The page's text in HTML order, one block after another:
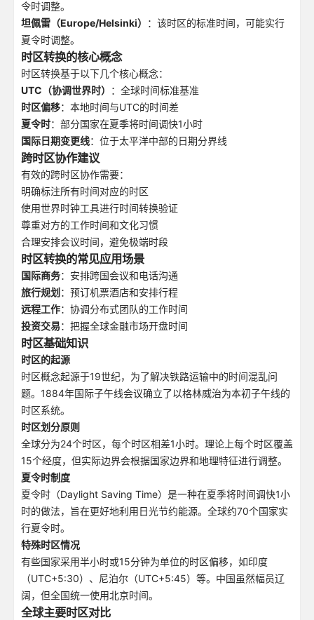
令时调整。
坦佩雷（Europe/Helsinki）
：该时区的标准时间，可能实行
夏令时调整。
时区转换的核心概念
时区转换基于以下几个核心概念：
UTC（协调世界时）
：全球时间标准基准
时区偏移：本地时间与UTC的时间差
夏令时：部分国家在夏季将时间调快1小时
国际日期变更线：位于太平洋中部的日期分界线
跨时区协作建议
有效的跨时区协作需要：
明确标注所有时间对应的时区
使用世界时钟工具进行时间转换验证
尊重对方的工作时间和文化习惯
合理安排会议时间，避免极端时段
时区转换的常见应用场景
国际商务：安排跨国会议和电话沟通
旅行规划 ：预订机票酒店和安排行程
远程工作：协调分布式团队的工作时间
投资交易：把握全球金融市场开盘时间
时区基础知识
时区的起源
时区概念起源于19世纪，为了解决铁路运输中的时间混乱问
题。1884年国际子午线会议确立了以格林威治为本初子午线的
时区系统。
时区划分原则
全球分为24个时区，每个时区相差1小时。理论上每个时区覆盖
15个经度，但实际边界会根据国家边界和地理特征进行调整。
夏令时制度
夏令时（Daylight Saving Time）是一种在夏季将时间调快1小
时的做法，旨在更好地利用日光节约能源。全球约70个国家实
行夏令时。
特殊时区情况
有些国家采用半小时或15分钟为单位的时区偏移，如印度
（UTC+5:30）、尼泊尔（UTC+5:45）等。中国虽然幅员辽
阔，但全国统一使用北京时间。
全球主要时区对比